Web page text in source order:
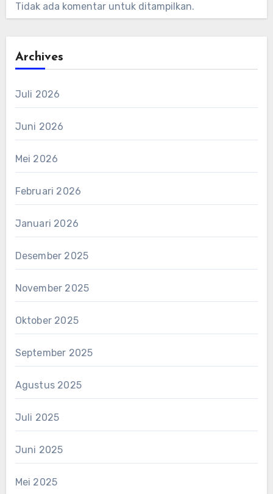
Tidak ada komentar untuk ditampilkan.
Archives
Juli 2026
Juni 2026
Mei 2026
Februari 2026
Januari 2026
Desember 2025
November 2025
Oktober 2025
September 2025
Agustus 2025
Juli 2025
Juni 2025
Mei 2025